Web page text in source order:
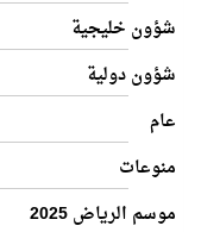
شؤون خليجية
شؤون دولية
عام
منوعات
موسم الرياض 2025